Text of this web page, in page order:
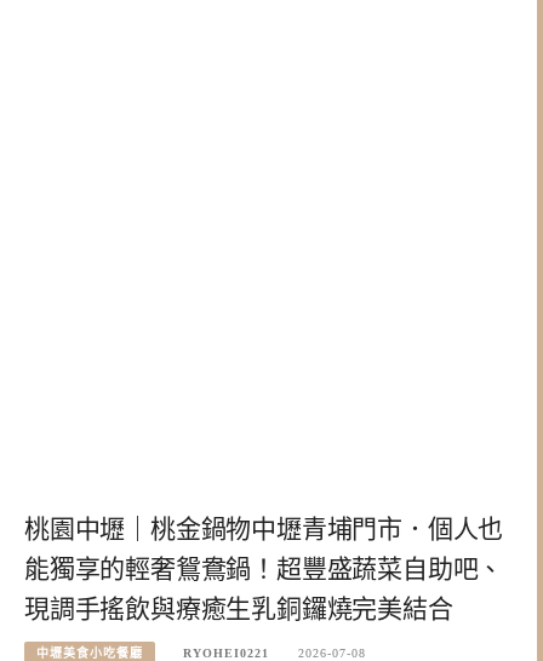
桃園中壢｜桃金鍋物中壢青埔門市．個人也
能獨享的輕奢鴛鴦鍋！超豐盛蔬菜自助吧、
現調手搖飲與療癒生乳銅鑼燒完美結合
中壢美食小吃餐廳 RYOHEI0221 2026-07-08